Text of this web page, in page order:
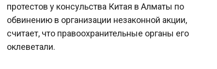
протестов у консульства Китая в Алматы по
обвинению в организации незаконной акции,
считает, что правоохранительные органы его
оклеветали.